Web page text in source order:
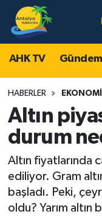
AHK TV Gündem
HABERLER EKONOMI
Altın
durum
Altın fiyatlarında
ediliyor. Gram
başladı. Peki,
oldu? Yarım altın
AHK TV
Gündem
Asayiş
Turizm
Yaşam
Magazin
Antalya
Antalya Hava
Antalya
Antalya Trafik
Süper Lig
Tüm Manşetler